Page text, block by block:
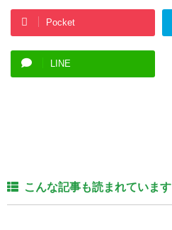
Pocket
LINE
こんな記事も読まれています